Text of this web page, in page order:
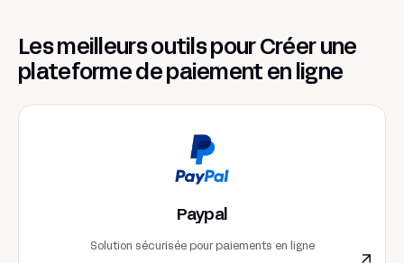
Les meilleurs outils pour Créer une
plateforme de paiement en ligne
Paypal
Solution sécurisée pour paiements en ligne